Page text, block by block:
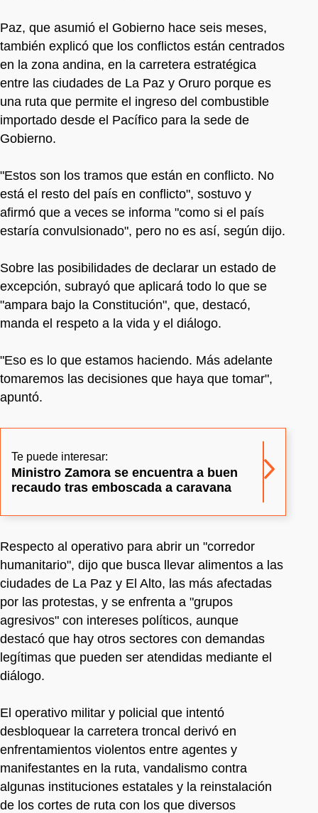
Paz, que asumió el Gobierno hace seis meses,
también explicó que los conflictos están centrados
en la zona andina, en la carretera estratégica
entre las ciudades de La Paz y Oruro porque es
una ruta que permite el ingreso del combustible
importado desde el Pacífico para la sede de
Gobierno.
"Estos son los tramos que están en conflicto. No
está el resto del país en conflicto", sostuvo y
afirmó que a veces se informa "como si el país
estaría convulsionado", pero no es así, según dijo.
Sobre las posibilidades de declarar un estado de
excepción, subrayó que aplicará todo lo que se
"ampara bajo la Constitución", que, destacó,
manda el respeto a la vida y el diálogo.
"Eso es lo que estamos haciendo. Más adelante
tomaremos las decisiones que haya que tomar",
apuntó.
Te puede interesar:
Ministro Zamora se encuentra a buen
recaudo tras emboscada a caravana
Respecto al operativo para abrir un "corredor
humanitario", dijo que busca llevar alimentos a las
ciudades de La Paz y El Alto, las más afectadas
por las protestas, y se enfrenta a "grupos
agresivos" con intereses políticos, aunque
destacó que hay otros sectores con demandas
legítimas que pueden ser atendidas mediante el
diálogo.
El operativo militar y policial que intentó
desbloquear la carretera troncal derivó en
enfrentamientos violentos entre agentes y
manifestantes en la ruta, vandalismo contra
algunas instituciones estatales y la reinstalación
de los cortes de ruta con los que diversos